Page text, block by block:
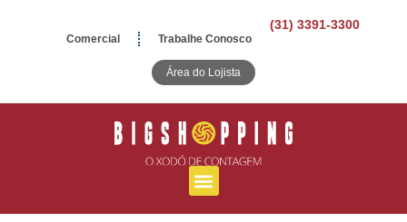
(31) 3391-3300
Comercial Trabalhe Conosco
Área do Lojista